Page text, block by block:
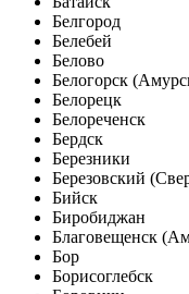
Белгород
Белебей
Белово
Белогорск
Белорецк
Белореченск
Бердск
Березники
Березовский
Бийск
Биробиджан
Благовещенск
Бор
Борисоглебск